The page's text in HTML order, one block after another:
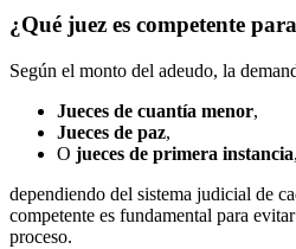
¿Qué juez es competente
Según el monto del adeudo, la
Jueces de cuantía menor,
Jueces de paz,
O jueces de primera instancia,
dependiendo del sistema judicial de
competente es fundamental para
proceso.